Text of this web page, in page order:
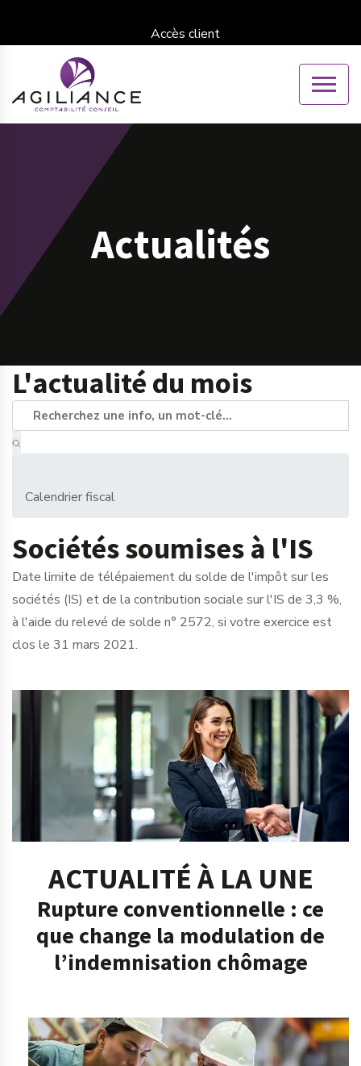
Accès client
Actualités
L'actualité du mois
Calendrier fiscal
Sociétés soumises à l'IS
Date limite de télépaiement du solde de l'impôt sur les
sociétés (IS) et de la contribution sociale sur l'IS de 3,3 %,
à l'aide du relevé de solde n° 2572, si votre exercice est
clos le 31 mars 2021.
ACTUALITÉ À LA UNE
Rupture conventionnelle : ce
que change la modulation de
l’indemnisation chômage